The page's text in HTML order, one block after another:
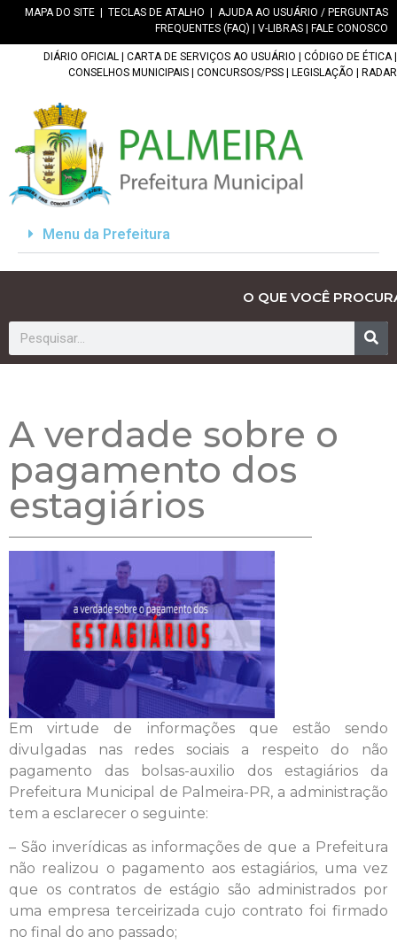
MAPA DO SITE TECLAS DE ATALHO
AJUDA AO USUÁRIO / PERGUNTAS
FREQUENTES (FAQ)
V-LIBRAS FALE CONOSCO
DIÁRIO OFICIAL CARTA DE SERVIÇOS AO USUÁRIO CÓDIGO DE ÉTICA|
CONSELHOS MUNICIPAIS
CONCURSOS/PSS LEGISLAÇÃO RADAR
Menu da Prefeitura
O QUE VOCÊ
A verdade sobre o
pagamento dos
estagiários
Em virtude de informações que estão sendo
divulgadas nas redes sociais a respeito do não
pagamento das bolsas-auxilio dos estagiários da
Prefeitura Municipal de Palmeira-PR, a administração
tem a esclarecer o seguinte:
– São inverídicas as informações de que a Prefeitura
não realizou o pagamento aos estagiários, uma vez
que os contratos de estágio são administrados por
uma empresa terceirizada cujo contrato foi firmado
no final do ano passado;